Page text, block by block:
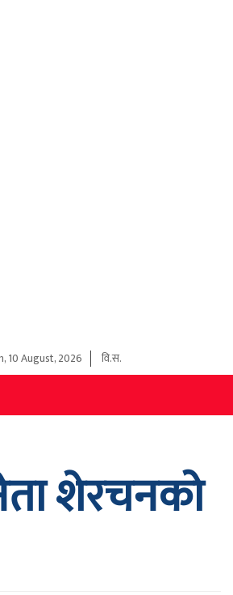
10 August, 2026 वि.स.
शेरचनको